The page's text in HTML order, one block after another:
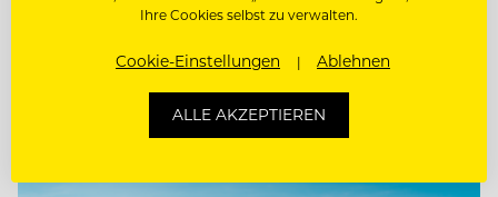
RESTAURANTLEITUNG STELLVERTRETUNG
Ihre Cookies selbst zu verwalten.
Cookie-Einstellungen Ablehnen
ALLE AKZEPTIEREN